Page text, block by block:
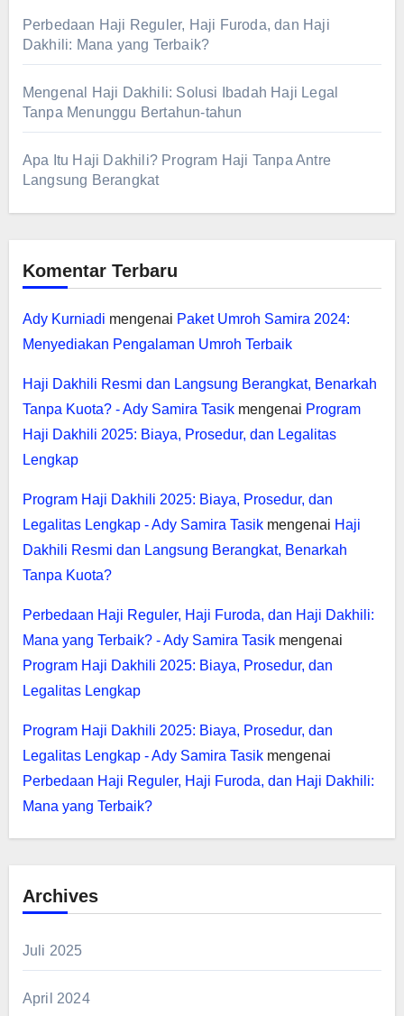
Perbedaan Haji Reguler, Haji Furoda, dan Haji
Dakhili: Mana yang Terbaik?
Mengenal Haji Dakhili: Solusi Ibadah Haji Legal
Tanpa Menunggu Bertahun-tahun
Apa Itu Haji Dakhili? Program Haji Tanpa Antre
Langsung Berangkat
Komentar Terbaru
Ady Kurniadi mengenai Paket Umroh Samira 2024:
Menyediakan Pengalaman Umroh Terbaik
Haji Dakhili Resmi dan Langsung Berangkat, Benarkah
Tanpa Kuota? - Ady Samira Tasikmengenai Program
Haji Dakhili 2025: Biaya, Prosedur, dan Legalitas
Lengkap
Program Haji Dakhili 2025: Biaya, Prosedur, dan
Legalitas Lengkap - Ady Samira Tasikmengenai Haji
Dakhili Resmi dan Langsung Berangkat, Benarkah
Tanpa Kuota?
Perbedaan Haji Reguler, Haji Furoda, dan Haji Dakhili:
Mana yang Terbaik? - Ady Samira Tasikmengenai
Program Haji Dakhili 2025: Biaya, Prosedur, dan
Legalitas Lengkap
Program Haji Dakhili 2025: Biaya, Prosedur, dan
Legalitas Lengkap - Ady Samira Tasikmengenai
Perbedaan Haji Reguler, Haji Furoda, dan Haji Dakhili:
Mana yang Terbaik?
Archives
Juli 2025
April 2024